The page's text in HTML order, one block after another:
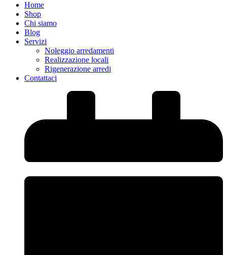
Home
Shop
Chi siamo
Blog
Servizi
Noleggio arredamenti
Realizzazione locali
Rigenerazione arredi
Contattaci